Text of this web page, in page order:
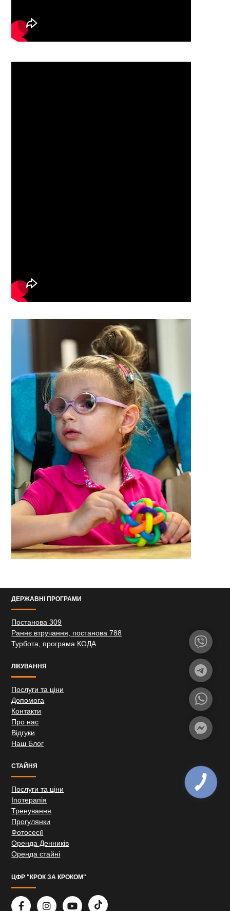
ДЕРЖАВНІ ПРОГРАМИ
Постанова 309
Раннє втручання, постанова 788
Турбота, програма КОДА
ЛІКУВАННЯ
Послуги та ціни
Допомога
Контакти
Про нас
Відгуки
Наш Блог
СТАЙНЯ
Послуги та ціни
Іпотерапія
Тренування
Прогулянки
Фотосесії
Оренда Денників
Оренда стайні
ЦФР "КРОК ЗА КРОКОМ"